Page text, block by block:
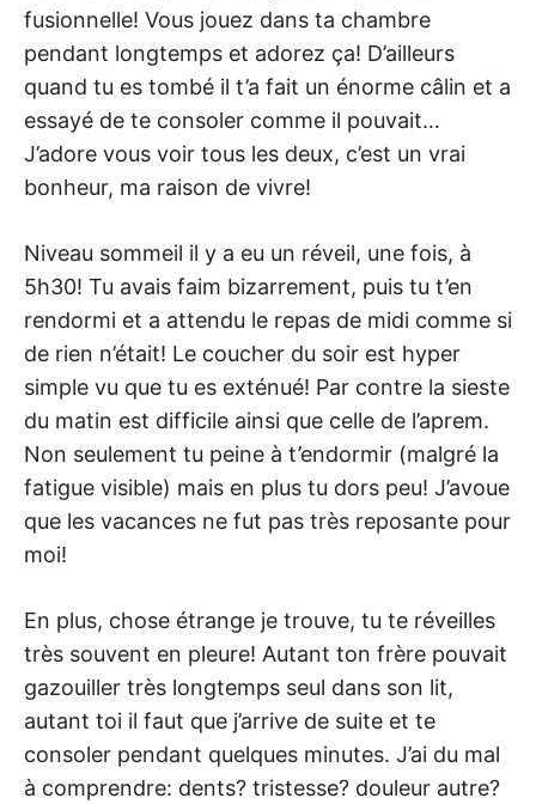
fusionnelle! Vous jouez dans ta chambre
pendant longtemps et adorez ça! D’ailleurs
quand tu es tombé il t’a fait un énorme câlin et a
essayé de te consoler comme il pouvait…
J’adore vous voir tous les deux, c’est un vrai
bonheur, ma raison de vivre!
Niveau sommeil il y a eu un réveil, une fois, à
5h30! Tu avais faim bizarrement, puis tu t’en
rendormi et a attendu le repas de midi comme si
de rien n’était! Le coucher du soir est hyper
simple vu que tu es exténué! Par contre la sieste
du matin est difficile ainsi que celle de l’aprem.
Non seulement tu peine à t’endormir (malgré la
fatigue visible) mais en plus tu dors peu! J’avoue
que les vacances ne fut pas très reposante pour
moi!
En plus, chose étrange je trouve, tu te réveilles
très souvent en pleure! Autant ton frère pouvait
gazouiller très longtemps seul dans son lit,
autant toi il faut que j’arrive de suite et te
consoler pendant quelques minutes. J’ai du mal
à comprendre: dents? tristesse? douleur autre?